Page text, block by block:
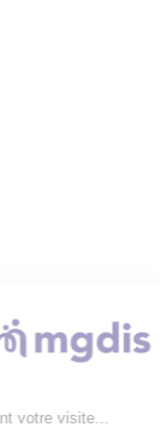
contenu de ce
vous déranger,
accompagner